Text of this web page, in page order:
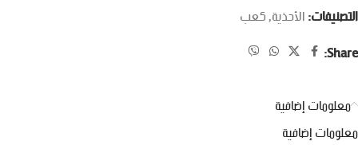
التصنيفات:الأحذية,كعب
Share:
معلومات إضافية
معلومات إضافية